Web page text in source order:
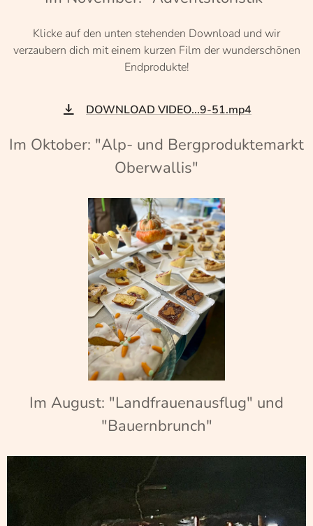
Klicke auf den unten stehenden Download und wir
verzaubern dich mit einem kurzen Film der wunderschönen
Endprodukte!
DOWNLOAD VIDEO...9-51.mp4
Im Oktober: "Alp- und Bergproduktemarkt
Oberwallis"
Im August: "Landfrauenausflug" und
"Bauernbrunch"